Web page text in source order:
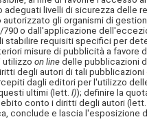
adeguati livelli di sicurezza
gli organismi di
790 o dall'applicazione
stabilire requisiti specifici per
misure di pubblicità a
utilizzo on linedelle pubblicazioni
degli autori di tali pubblicazioni
dagli editori per l'utilizzo
ultimi (lett. l)); definire la
conto i diritti degli autori (lett.
conclude e lascia l'esposizione